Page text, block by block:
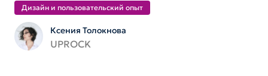
Дизайн и пользователь­ский опыт
Ксения Толокнова
UPROCK